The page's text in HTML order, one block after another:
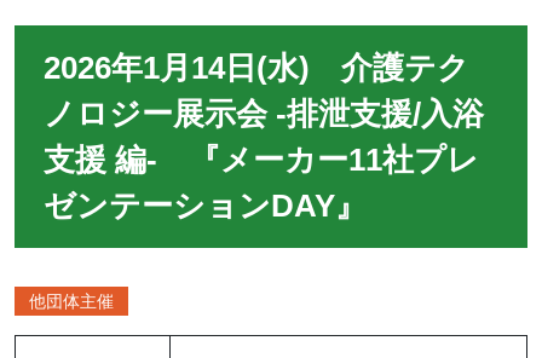
2026年1月14日(水) 介護テク
ノロジー展示会 ‐排泄支援/入浴
支援 編- 『メーカー11社プレ
ゼンテーションDAY』
他団体主催